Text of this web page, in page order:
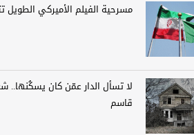
مسرحية الفيلم الأميركي الطويل
لا تسأل الدار عمّن كان يسكُنها..
قاسم